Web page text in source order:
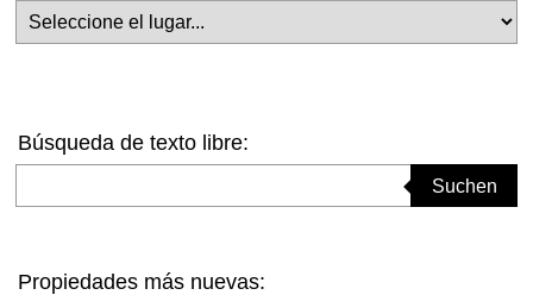
Seleccione el lugar
Búsqueda de texto libre:
Suchen
Propiedades más nuevas: